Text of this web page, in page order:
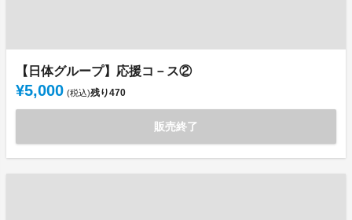
【日体グループ】応援コ－ス②
¥5,000 (税込)残り470
販売終了